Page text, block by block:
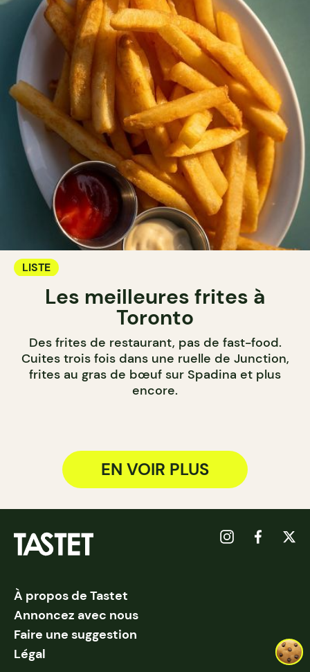
LISTE
Les meilleures frites à
Toronto
Des frites de restaurant, pas de fast-food.
Cuites trois fois dans une ruelle de Junction,
frites au gras de bœuf sur Spadina et plus
encore.
EN VOIR PLUS
À propos de Tastet
Annoncez avec nous
Faire une suggestion
Légal